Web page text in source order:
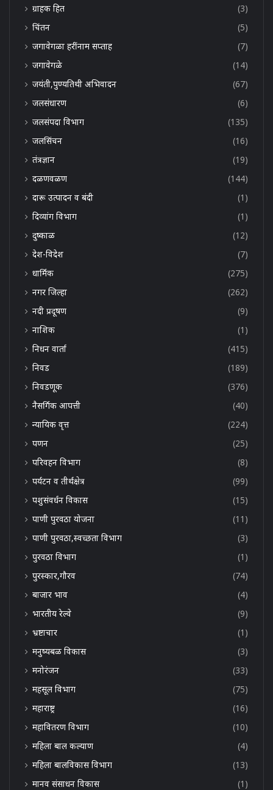
ग्राहक हित
(3)
चिंतन
(5)
जगावेगळा हरींनाम सप्ताह
(7)
जगावेगळे
(14)
जयंती,पुण्यतिथी अभिवादन
(67)
जलसंधारण
(6)
जलसंपदा विभाग
(135)
जलसिंचन
(16)
तंत्रज्ञान
(19)
दळणवळण
(144)
दारू उत्पादन व बंदी
(1)
दिव्यांग विभाग
(1)
दुष्काळ
(12)
देश-विदेश
(7)
धार्मिक
(275)
नगर जिल्हा
(262)
नदी प्रदूषण
(9)
नाशिक
(1)
निधन वार्ता
(415)
निवड
(189)
निवडणूक
(376)
नैसर्गिक आपत्ती
(40)
न्यायिक वृत्त
(224)
पणन
(25)
परिवहन विभाग
(8)
पर्यटन व तीर्थक्षेत्र
(99)
पशुसंवर्धन विकास
(15)
पाणी पुरवठा योजना
(11)
पाणी पुरवठा,स्वच्छता विभाग
(3)
पुरवठा विभाग
(1)
पुरस्कार,गौरव
(74)
बाजार भाव
(4)
भारतीय रेल्वे
(9)
भ्रष्टाचार
(1)
मनुष्यबळ विकास
(3)
मनोरंजन
(33)
महसूल विभाग
(75)
महाराष्ट्र
(16)
महावितरण विभाग
(10)
महिला बाल कल्याण
(4)
महिला बालविकास विभाग
(13)
मानव संसाधन विकास
(1)